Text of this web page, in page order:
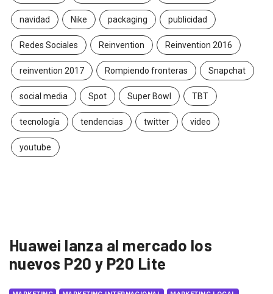
navidad Nike packaging publicidad
Redes Sociales Reinvention Reinvention 2016
reinvention 2017 Rompiendo fronteras Snapchat
social media Spot Super Bowl TBT
tecnología tendencias twitter video
youtube
Huawei lanza al mercado los
nuevos P20 y P20 Lite